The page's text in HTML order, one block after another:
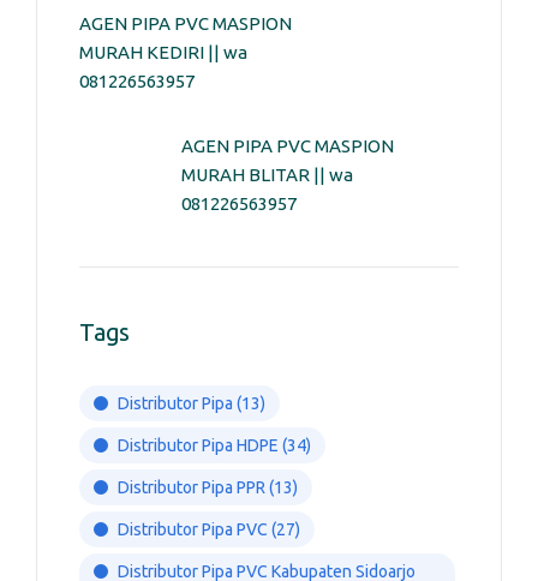
AGEN PIPA PVC MASPION
MURAH KEDIRI || wa
081226563957
AGEN PIPA PVC MASPION
MURAH BLITAR || wa
081226563957
Tags
Distributor Pipa (13)
Distributor Pipa HDPE (34)
Distributor Pipa PPR (13)
Distributor Pipa PVC (27)
Distributor Pipa PVC Kabupaten Sidoarjo